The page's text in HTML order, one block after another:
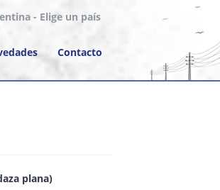
- Elige un país
Contacto
plana)